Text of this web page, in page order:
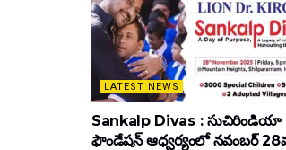
LATEST NEWS
Sankalp Divas : సుచిరిండియా
ఫౌండేషన్ ఆధ్వర్యంలో నవంబర్